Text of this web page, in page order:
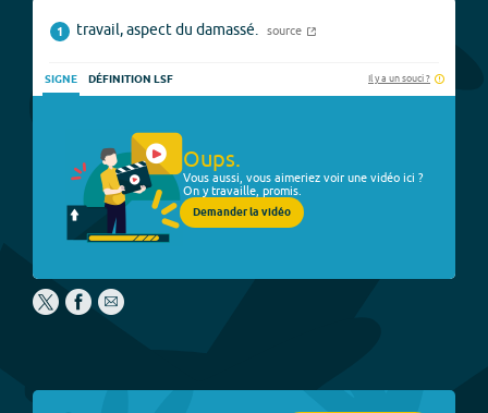
1 travail, aspect du damassé. source
SIGNE DÉFINITION LSF Il y a un souci ?
Oups.
Vous aussi, vous aimeriez voir une vidéo ici ?
On y travaille, promis.
Demander la vidéo